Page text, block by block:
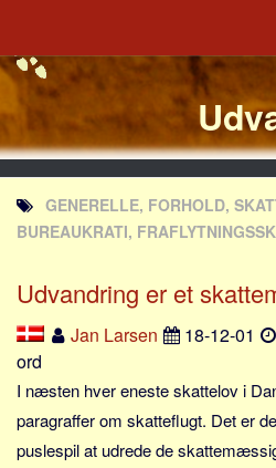
Portal
Udvandrerne.dk
Utvandrerne.no
Utvandrarna.se
Tyskland.dk
Rusland.dk
JLKM.dk
Tyrkiet
Spanien
GENERELLE, FORHOLD,
BUREAUKRATI,
Udvandring er et
Jan Larsen 18-12-01
ord
I næsten hver eneste skattelov i
paragraffer om skatteflugt. Det er
puslespil at udrede de